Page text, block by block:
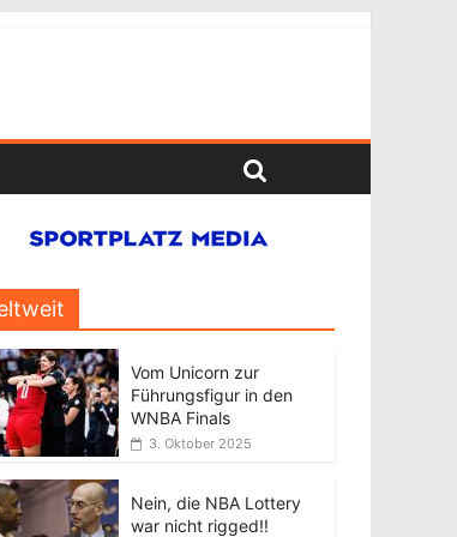
Vom Unicorn zur
Führungsfigur in den
WNBA Finals
3. Oktober 2025
Nein, die NBA Lottery
war nicht rigged!!